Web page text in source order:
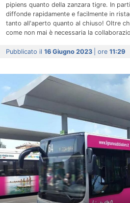
pipiens quanto della zanzara tigre. In
diffonde rapidamente e facilmente in
tanto all'aperto quanto al chiuso! Oltre
come non mai è necessaria la
Pubblicato il 16 Giugno 2023 | ore 11:29